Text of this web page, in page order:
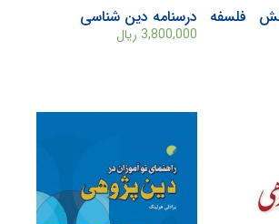
فلسفه درسنامه دین شناسی
3,800,000 ریال